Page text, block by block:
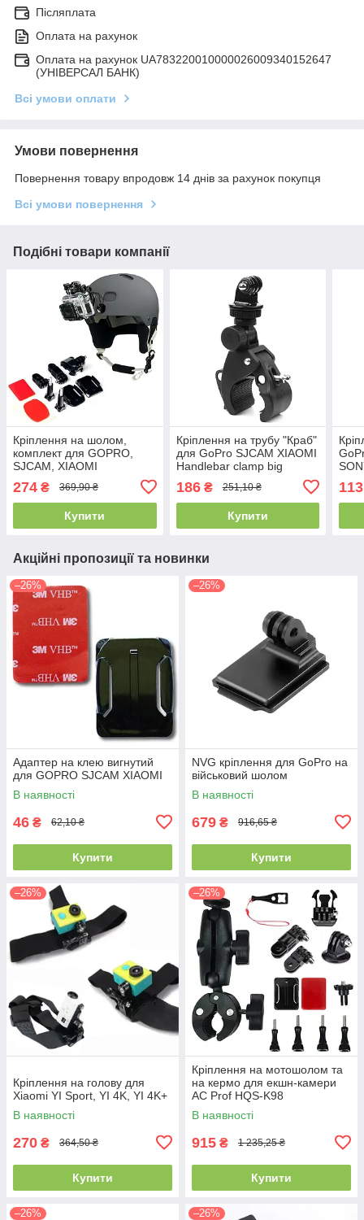
Післяплата
Оплата на рахунок
Оплата на рахунок UA783220010000026009340152647
(УНІВЕРСАЛ БАНК)
Всі умови оплати
Умови повернення
Повернення товару впродовж 14 днів за рахунок покупця
Всі умови повернення
Подібні товари компанії
Кріплення на шолом,
комплект для GOPRO,
SJCAM, XIAOMI
274 ₴ 369,90 ₴
Купити
Кріплення на трубу "Краб"
для GoPro SJCAM XIAOMI
Handlebar clamp big
186₴ 251,10 ₴
Купити
113
Акційні пропозиції та новинки
–26%
Адаптер на клею вигнутий
для GOPRO SJCAM XIAOMI
В наявності
46 ₴ 62,10 ₴
Купити
–26%
NVG кріплення для GoPro на
військовий шолом
В наявності
679 ₴ 916,65 ₴
Купити
–26%
Кріплення на голову для
Xiaomi YI Sport, YI 4K, YI 4K+
В наявності
270 ₴ 364,50 ₴
Купити
–26%
Кріплення на мотошолом та
на кермо для екшн-камери
AC Prof HQS-K98
В наявності
915 ₴ 1 235,25 ₴
Купити
–26% –26%